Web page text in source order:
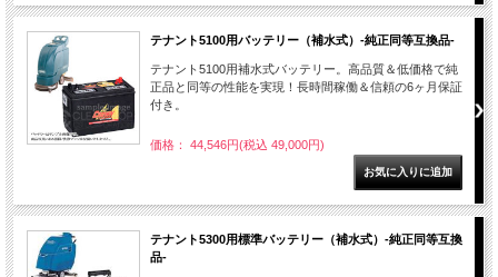
テナント5100用バッテリー（補水式）-純正同等互換品-
テナント5100用補水式バッテリー。高品質＆低価格で純
正品と同等の性能を実現！長時間稼働＆信頼の6ヶ月保証
付き。
価格： 44,546円(税込 49,000円)
テナント5300用標準バッテリー（補水式）-純正同等互換
品-